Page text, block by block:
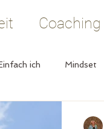
Coaching
ich Mindset